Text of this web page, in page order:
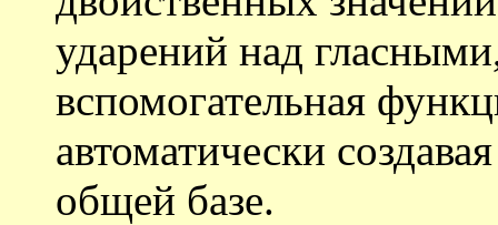
ударений над
вспомогательная
автоматически
общей базе.